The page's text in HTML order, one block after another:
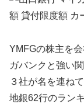
YMFGの株主を
ガバンクと強い
３社が名を連ねて
地銀62行のラン